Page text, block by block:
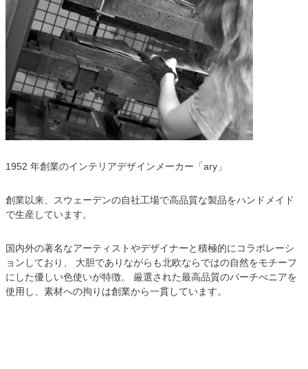
1952 年創業のインテリアデザインメーカー「ary」
創業以来、スウェーデンの自社工場で高品質な製品をハンドメイド
で生産しています。
国内外の著名なアーティストやデザイナーと積極的にコラボレーシ
ョンしており、 大胆でありながらも北欧ならではの自然をモチーフ
にした優しい色使いが特徴。 厳選された最高品質のバーチべニアを
使用し、素材への拘りは創業から一貫しています。